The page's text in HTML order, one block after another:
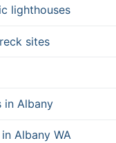
lighthouses
sites
in Albany
Albany WA